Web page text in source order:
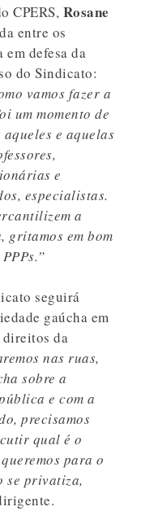
CPERS, Rosane
entre os
defesa da
do Sindicato:
vamos fazer a
um momento de
e aquelas
e
especialistas.
a
gritamos em bom
seguirá
gaúcha em
direitos da
nas ruas,
sobre a
e com a
precisamos
qual é o
para o
se privatiza,